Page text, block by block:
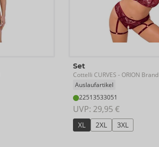
Set
Cottelli CURVES - ORION Brand
Auslaufartikel
22513533051
UVP: 29,95 €
XL 2XL 3XL